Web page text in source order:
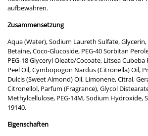
aufbewahren.
Zusammensetzung
Aqua (Water), Sodium Laureth Sulfate,
Betaine, Coco-Glucoside, PEG-40 Sorbitan
PEG-18 Glyceryl Oleate/Cocoate, Litsea
Peel Oil, Cymbopogon Nardus (Citronella) Oil,
Dulcis (Sweet Almond) Oil, Limonene, Citral,
Citronellol, Parfum (Fragrance), Glycol
Methylcellulose, PEG-14M, Sodium Hydroxide,
19140.
Eigenschaften